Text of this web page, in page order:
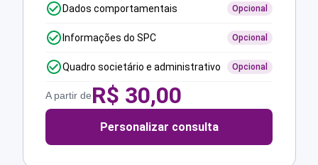
Dados comportamentais Opcional
Informações do SPC Opcional
Quadro societário e administrativo Opcional
A partir deR$ 30,00
Personalizar consulta